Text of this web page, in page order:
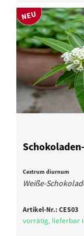
Cestrum diurnum
Weiße-
Artikel-Nr.:CES03
vorrätig, lieferbar